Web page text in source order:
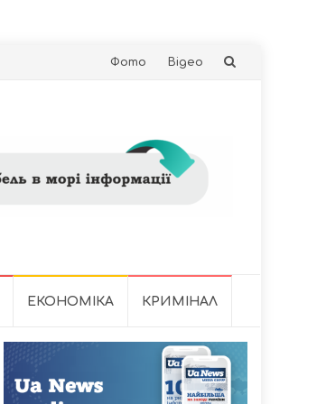
Skip
Фото Відео
ЕКОНОМІКА КРИМІНАЛ